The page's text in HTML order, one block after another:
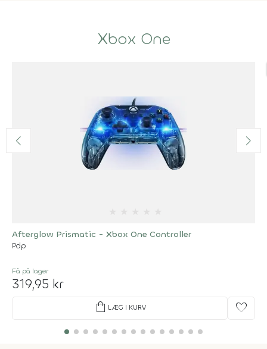
Xbox One
Afterglow Prismatic - Xbox One Controller
Pdp
Få på lager
319,95 kr
shopping_bag LÆG I KURV favorite